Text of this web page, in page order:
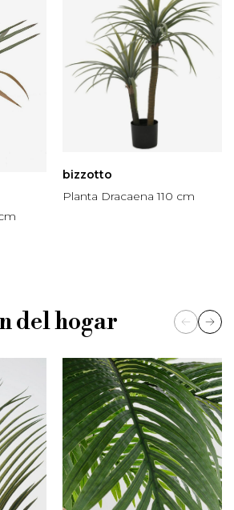
bizzotto
Planta Dracaena 110 cm
del hogar